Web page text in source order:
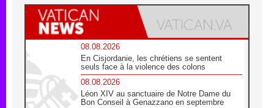
08.08.2026
En Cisjordanie, les chrétiens se sentent
seuls face à la violence des colons
08.08.2026
Léon XIV au sanctuaire de Notre Dame du
Bon Conseil à Genazzano en septembre